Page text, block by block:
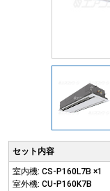
セット内容
室内機: CS-P160L7B ×1
室外機: CU-P160K7B